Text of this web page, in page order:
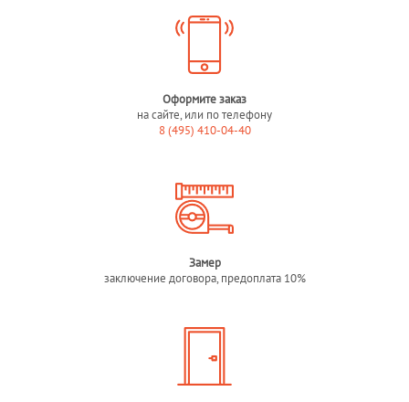
Оформите заказ
на сайте, или по телефону
8 (495) 410-04-40
Замер
заключение договора, предоплата 10%